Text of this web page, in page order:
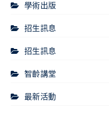
學術出版
招生訊息
招生訊息
智齡講堂
最新活動